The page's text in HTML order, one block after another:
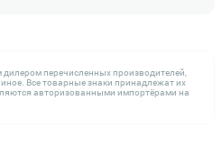
перечисленных производителей,
Все товарные знаки принадлежат их
авторизованными импортёрами на